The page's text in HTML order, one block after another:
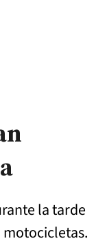
la tarde
motocicletas.